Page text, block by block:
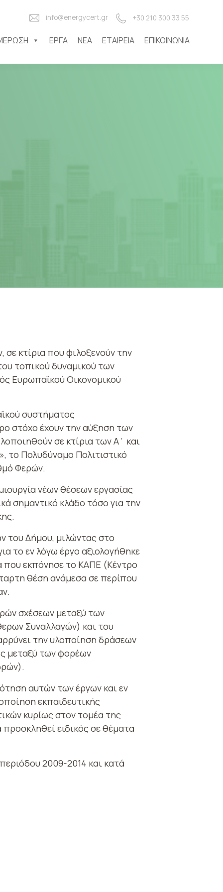
info@energycert.gr +30 210 300 33 55
ΈΡΓΑ ΝΈΑ ΕΤΑΙΡΕΊΑ ΕΠΙΚΟΙΝΩΝΊΑ
κτίρια που φιλοξενούν την
τοπικού δυναμικού των
Ευρωπαϊκού Οικονομικού
συστήματος
στόχο έχουν την αύξηση των
σε κτίρια των Α΄ και
το Πολυδύναμο Πολιτιστικό
Φερών.
νέων θέσεων εργασίας
σημαντικό κλάδο τόσο για την
του Δήμου, μιλώντας στο
το εν λόγω έργο αξιολογήθηκε
που εκπόνησε το ΚΑΠΕ (Κέντρο
θέση ανάμεσα σε περίπου
σχέσεων μεταξύ των
Συναλλαγών) και του
την υλοποίηση δράσεων
μεταξύ των φορέων
αυτών των έργων και εν
εκπαιδευτικής
κυρίως στον τομέα της
ειδικός σε θέματα
2009-2014 και κατά